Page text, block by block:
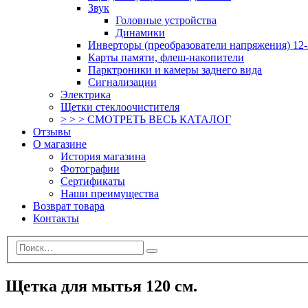
Звук
Головные устройства
Динамики
Инверторы (преобразователи напряжения)
Карты памяти, флеш-накопители
Парктроники и камеры заднего вида
Сигнализации
Электрика
Щетки стеклоочистителя
> > > СМОТРЕТЬ ВЕСЬ КАТАЛОГ
Отзывы
О магазине
История магазина
Фотографии
Сертификаты
Наши преимущества
Возврат товара
Контакты
Щетка для мытья 120 см.